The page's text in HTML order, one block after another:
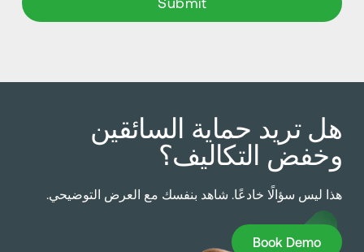
تريد حماية السائقين
التكاليف؟
ليس سؤالًا خادعًا. شاهد بنفسك مع العرض التوضيحي.
Book Demo
Book